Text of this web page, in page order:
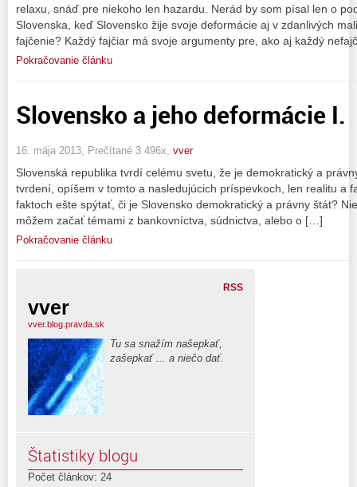
relaxu, snáď pre niekoho len hazardu. Nerád by som písal len o
Slovenska, keď Slovensko žije svoje deformácie aj v zdanlivých
fajčenie? Každý fajčiar má svoje argumenty pre, ako aj každý
Pokračovanie článku
Slovensko a jeho deformácie I.
16. mája 2013, Prečítané 3 496x, vver
Slovenská republika tvrdí celému svetu, že je demokratický a
tvrdení, opíšem v tomto a nasledujúcich príspevkoch, len realitu a
faktoch ešte spýtať, či je Slovensko demokratický a právny štát?
môžem začať témami z bankovníctva, súdnictva, alebo o […]
Pokračovanie článku
RSS
vver
vver.blog.pravda.sk
Tu sa snažím našepkať,
zašepkať ... a niečo dať.
Štatistiky blogu
Počet článkov: 24